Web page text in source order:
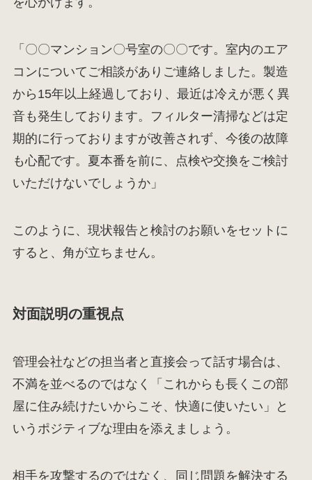
「〇〇マンション〇号室の〇〇です。室内のエア
コンについてご相談がありご連絡しました。製造
から15年以上経過しており、最近は冷えが悪く異
音も発生しております。フィルター清掃などは定
期的に行っておりますが改善されず、今後の故障
も心配です。夏本番を前に、点検や交換をご検討
いただけないでしょうか」
このように、現状報告と検討のお願いをセットに
すると、角が立ちません。
対面説明の重視点
管理会社などの担当者と直接会って話す場合は、
不満を並べるのではなく「これからも長くこの部
屋に住み続けたいからこそ、快適に使いたい」と
いうポジティブな理由を添えましょう。
相手を攻撃するのではなく、同じ問題を解決する